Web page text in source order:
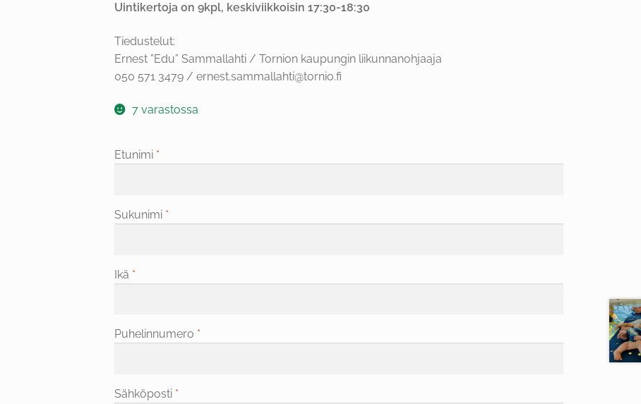
Uintikertoja on 9kpl, keskiviikkoisin 17:30-18:30
Tiedustelut:
Ernest ”Edu” Sammallahti / Tornion kaupungin liikunnanohjaaja
050 571 3479 / ernest.sammallahti@tornio.fi
7 varastossa
Etunimi *
Sukunimi *
Ikä *
Puhelinnumero *
Sähköposti *